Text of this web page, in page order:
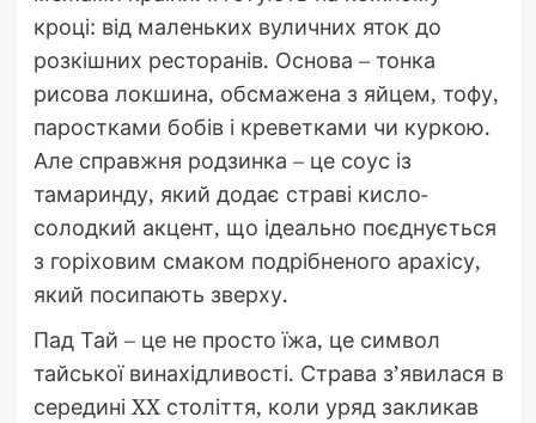
кроці: від маленьких вуличних яток до
розкішних ресторанів. Основа – тонка
рисова локшина, обсмажена з яйцем, тофу,
паростками бобів і креветками чи куркою.
Але справжня родзинка – це соус із
тамаринду, який додає страві кисло-
солодкий акцент, що ідеально поєднується
з горіховим смаком подрібненого арахісу,
який посипають зверху.
Пад Тай – це не просто їжа, це символ
тайської винахідливості. Страва з’явилася в
середині XX століття, коли уряд закликав